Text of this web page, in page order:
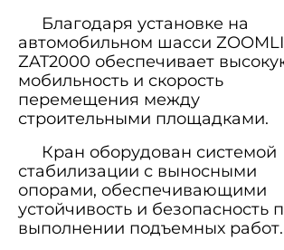
Благодаря установке на
автомобильном шасси
ZAT2000 обеспечивает
мобильность и скорость
перемещения между
строительными площадками.
Кран оборудован системой
стабилизации с выносными
опорами, обеспечивающими
устойчивость и безопасность
выполнении подъемных работ.